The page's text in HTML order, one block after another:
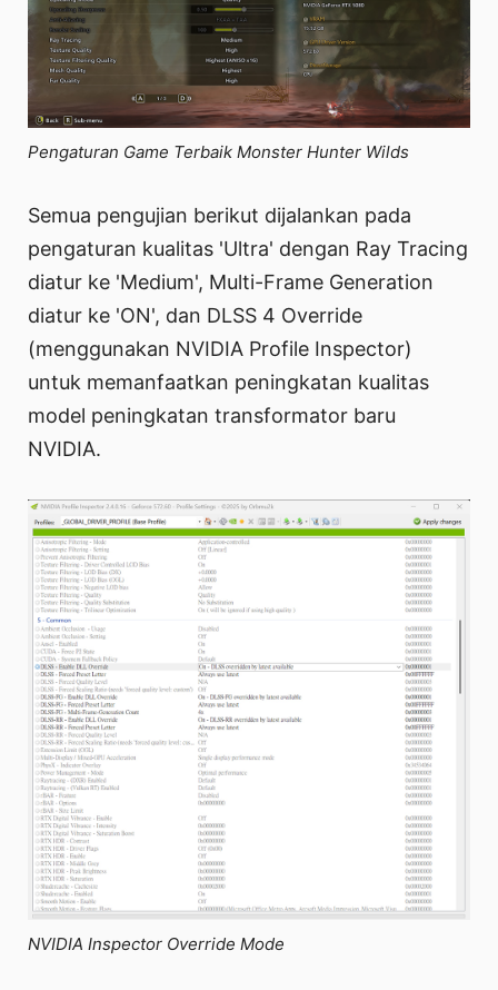
Pengaturan Game Terbaik Monster Hunter Wilds
Semua pengujian berikut dijalankan pada
pengaturan kualitas 'Ultra' dengan Ray Tracing
diatur ke 'Medium', Multi-Frame Generation
diatur ke 'ON', dan DLSS 4 Override
(menggunakan NVIDIA Profile Inspector)
untuk memanfaatkan peningkatan kualitas
model peningkatan transformator baru
NVIDIA.
NVIDIA Inspector Override Mode